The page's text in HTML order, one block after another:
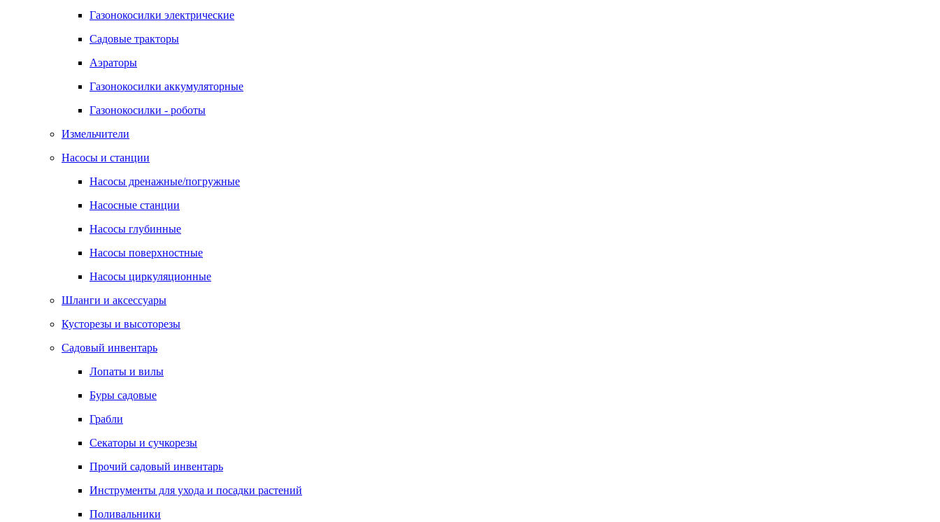
Газонокосилки электрические
Садовые тракторы
Аэраторы
Газонокосилки аккумуляторные
Газонокосилки - роботы
Измельчители
Насосы и станции
Насосы дренажные/погружные
Насосные станции
Насосы глубинные
Насосы поверхностные
Насосы циркуляционные
Шланги и аксессуары
Кусторезы и высоторезы
Садовый инвентарь
Лопаты и вилы
Буры садовые
Грабли
Секаторы и сучкорезы
Прочий садовый инвентарь
Инструменты для ухода и посадки растений
Поливальники